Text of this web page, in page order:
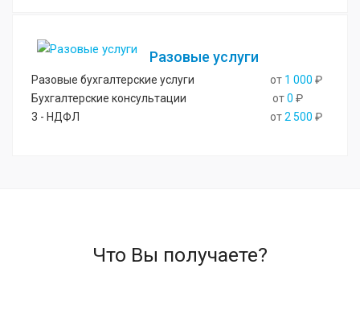
Разовые услуги
Разовые бухгалтерские услуги от 1 000 ₽
Бухгалтерские консультации
от0 ₽
3 - НДФЛ
от2 500 ₽
Что Вы получаете?